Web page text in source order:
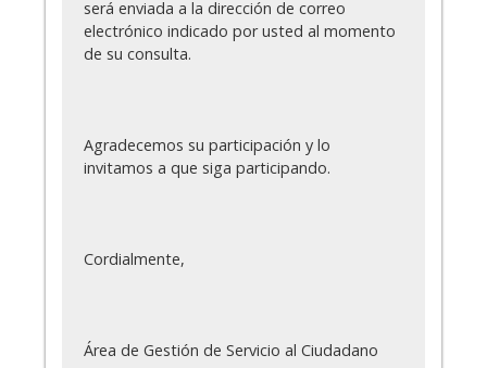
será enviada a la dirección de correo
electrónico indicado por usted al momento
de su consulta.
Agradecemos su participación y lo
invitamos a que siga participando.
Cordialmente,
Área de Gestión de Servicio al Ciudadano